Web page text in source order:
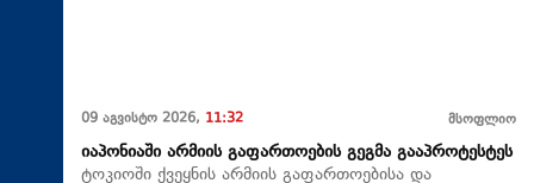
09 აგვისტო 2026, 11:32 მსოფლიო
იაპონიაში არმიის გაფართოების გეგმა გააპროტესტეს
ტოკიოში ქვეყნის არმიის გაფართოებისა და